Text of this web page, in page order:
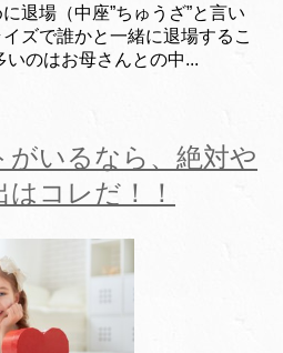
退場（中座”ちゅうざ”と言い
ズで誰かと一緒に退場するこ
いのはお母さんとの中...
がいるなら、絶対や
コレだ！！